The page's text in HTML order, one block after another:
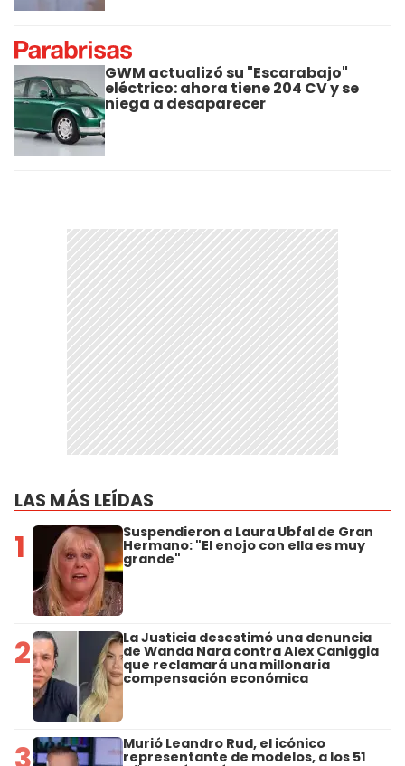
GWM actualizó su "Escarabajo"
eléctrico: ahora tiene 204 CV y se
niega a desaparecer
LAS MÁS LEÍDAS
1 Suspendieron a Laura Ubfal de Gran
Hermano: "El enojo con ella es muy
grande"
2 La Justicia desestimó una denuncia
de Wanda Nara contra Alex Caniggia
que reclamará una millonaria
compensación económica
Murió Leandro Rud, el icónico
representante de modelos, a los 51